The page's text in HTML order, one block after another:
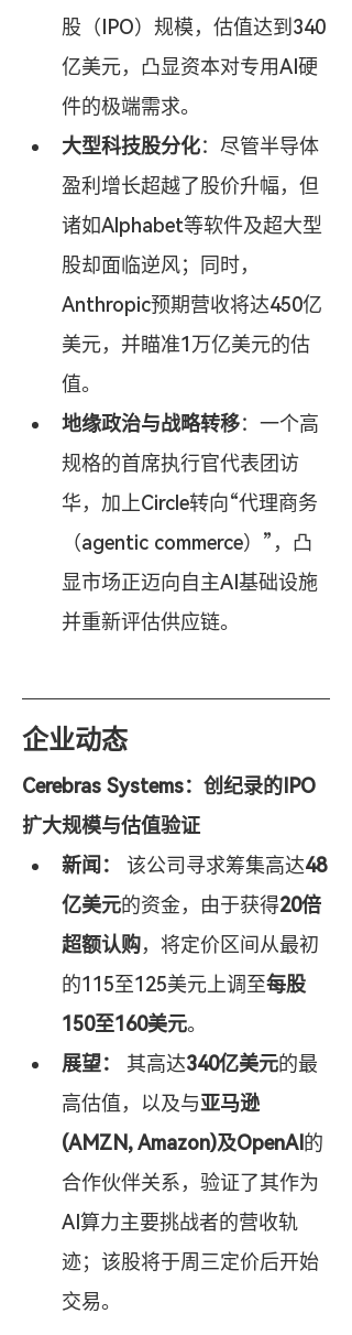
股（IPO）规模，估值达到340
亿美元，凸显资本对专用AI硬
件的极端需求。
大型科技股分化：尽管半导体
盈利增长超越了股价升幅，但
诸如Alphabet等软件及超大型
股却面临逆风；同时，
Anthropic预期营收将达450亿
美元，并瞄准1万亿美元的估
值。
地缘政治与战略转移：一个高
规格的首席执行官代表团访
华，加上Circle转向“代理商务
（agentic commerce）”，凸
显市场正迈向自主AI基础设施
并重新评估供应链。
企业动态
Cerebras Systems：创纪录的IPO
扩大规模与估值验证
新闻：
该公司寻求筹集高达48
亿美元的资金，由于获得20倍
超额认购，将定价区间从最初
的115至125美元上调至每股
150至160美元。
展望：
其高达340亿美元的最
高估值，以及与亚马逊
(AMZN, Amazon)及OpenAI 的
合作伙伴关系，验证了其作为
AI算力主要挑战者的营收轨
迹；该股将于周三定价后开始
交易。